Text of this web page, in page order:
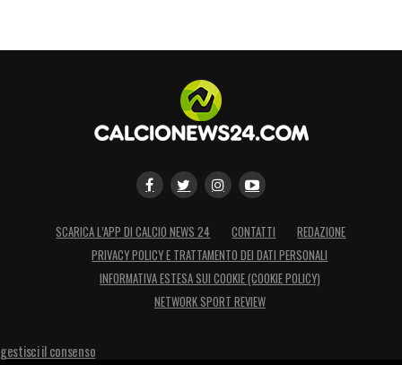
SCARICA L’APP DI CALCIO NEWS 24 CONTATTI
REDAZIONE
PRIVACY POLICY E TRATTAMENTO DEI DATI PERSONALI
INFORMATIVA ESTESA SUI COOKIE (COOKIE POLICY)
NETWORK SPORT REVIEW
gestisci il consenso